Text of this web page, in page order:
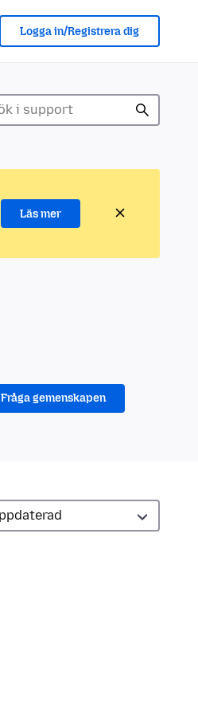
Logga in/Registrera dig
Läs mer
Fråga gemenskapen